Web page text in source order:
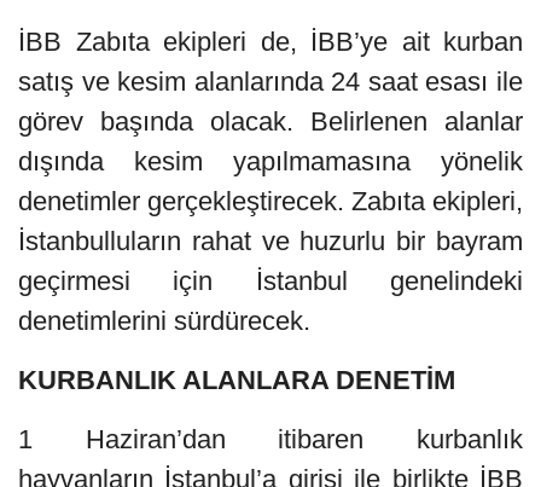
İBB Zabıta ekipleri de, İBB’ye ait kurban
satış ve kesim alanlarında 24 saat esası ile
görev başında olacak. Belirlenen alanlar
dışında kesim yapılmamasına yönelik
denetimler gerçekleştirecek. Zabıta ekipleri,
İstanbulluların rahat ve huzurlu bir bayram
geçirmesi için İstanbul genelindeki
denetimlerini sürdürecek.
KURBANLIK ALANLARA DENETİM
1 Haziran’dan itibaren kurbanlık
hayvanların İstanbul’a girişi ile birlikte İBB